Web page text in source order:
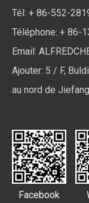
Tél: + 86-552-
Téléphone: + 86-
Email:
Ajouter: 5 / F,
au nord de
Facebook